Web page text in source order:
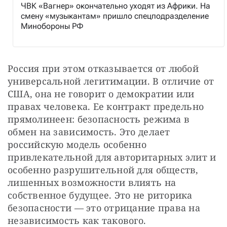
ЧВК «Вагнер» окончательно уходят из Африки. На
смену «музыкантам» пришло спецподразделение
Минобороны РФ
Россия при этом отказывается от любой
универсальной легитимации. В отличие от
США, она не говорит о демократии или
правах человека. Ее контракт предельно
прямолинеен: безопасность режима в
обмен на зависимость. Это делает
российскую модель особенно
привлекательной для авторитарных элит и
особенно разрушительной для обществ,
лишенных возможности влиять на
собственное будущее. Это не риторика
безопасности — это отрицание права на
независимость как такового.